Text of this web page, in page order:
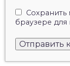
Сохранить
браузере